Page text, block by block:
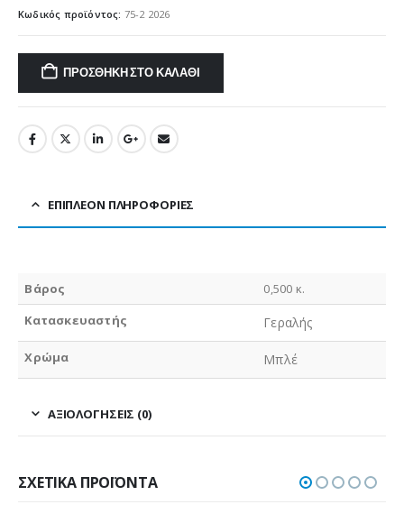
Κωδικός προϊόντος: 75-2 2026
ΠΡΟΣΘΉΚΗ ΣΤΟ ΚΑΛΆΘΙ
ΕΠΙΠΛΈΟΝ ΠΛΗΡΟΦΟΡΊΕΣ
Βάρος
0,500 κ.
Κατασκευαστής
Γεραλής
Χρώμα Μπλέ
ΑΞΙΟΛΟΓΉΣΕΙΣ (0)
ΣΧΕΤΙΚΆ ΠΡΟΪΌΝΤΑ